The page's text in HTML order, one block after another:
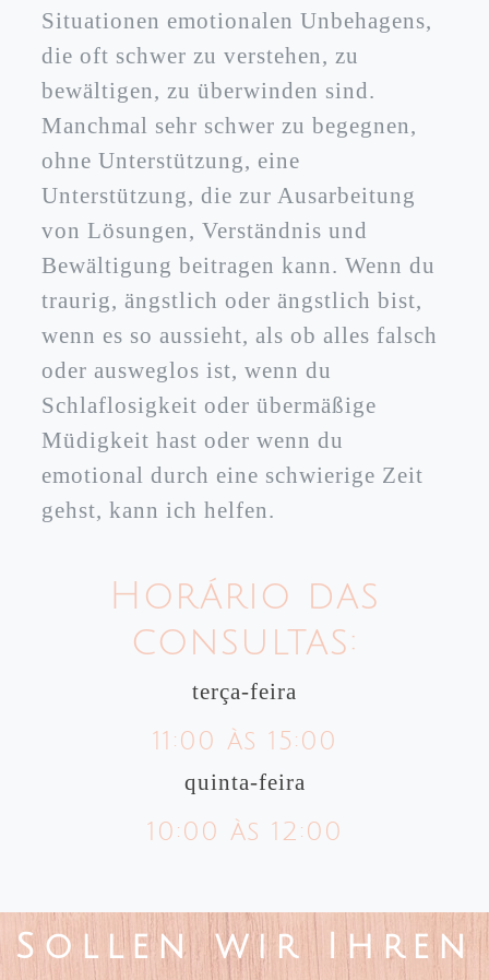
Situationen emotionalen Unbehagens,
die oft schwer zu verstehen, zu
bewältigen, zu überwinden sind.
Manchmal sehr schwer zu begegnen,
ohne Unterstützung, eine
Unterstützung, die zur Ausarbeitung
von Lösungen, Verständnis und
Bewältigung beitragen kann. Wenn du
traurig, ängstlich oder ängstlich bist,
wenn es so aussieht, als ob alles falsch
oder ausweglos ist, wenn du
Schlaflosigkeit oder übermäßige
Müdigkeit hast oder wenn du
emotional durch eine schwierige Zeit
gehst, kann ich helfen.
Horário das
consultas:
terça-feira
11:00 às 15:00
quinta-feira
10:00 às 12:00
Sollen wir Ihren